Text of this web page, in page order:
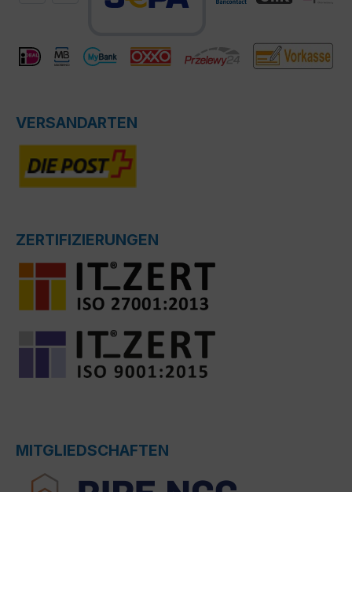
VERSANDARTEN
ZERTIFIZIERUNGEN
MITGLIEDSCHAFTEN